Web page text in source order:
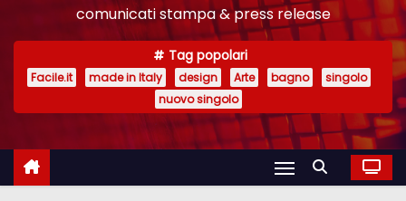
e
comunicati stampa & press release
Tag popolari
Facile.it made in Italy design Arte bagno
singolo
nuovo singolo